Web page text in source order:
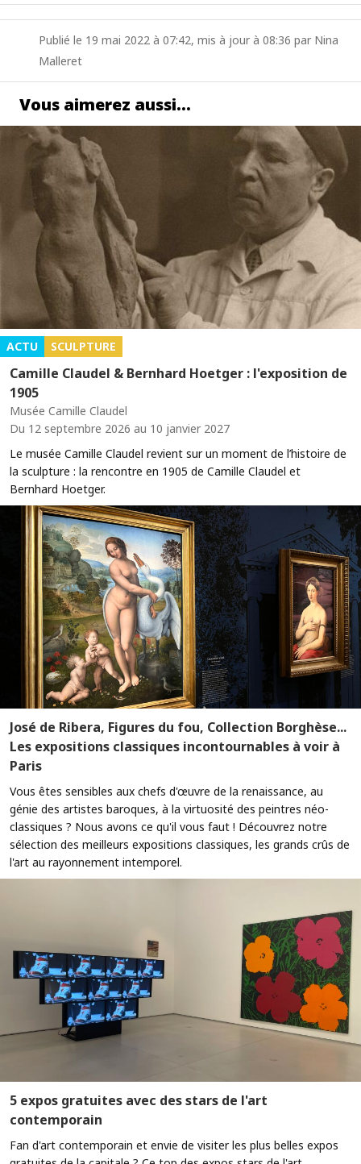
Publié le 19 mai 2022 à 07:42, mis à jour à 08:36 par Nina
Malleret
Vous aimerez aussi…
ACTU SCULPTURE
Camille Claudel & Bernhard Hoetger : l'exposition de
1905
Musée Camille Claudel
Du 12 septembre 2026 au 10 janvier 2027
Le musée Camille Claudel revient sur un moment de l’histoire de
la sculpture : la rencontre en 1905 de Camille Claudel et
Bernhard Hoetger.
José de Ribera, Figures du fou, Collection Borghèse...
Les expositions classiques incontournables à voir à
Paris
Vous êtes sensibles aux chefs d'œuvre de la renaissance, au
génie des artistes baroques, à la virtuosité des peintres néo-
classiques ? Nous avons ce qu'il vous faut ! Découvrez notre
sélection des meilleurs expositions classiques, les grands crûs de
l'art au rayonnement intemporel.
5 expos gratuites avec des stars de l'art
contemporain
Fan d'art contemporain et envie de visiter les plus belles expos